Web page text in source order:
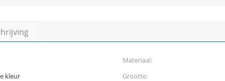
Materiaal:
kleur
Grootte: